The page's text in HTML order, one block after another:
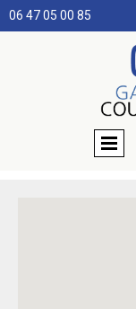
06 47 05 00 85